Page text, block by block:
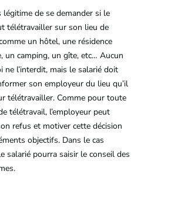
légitime de se demander si le
télétravailler sur son lieu de
un hôtel, une résidence
un camping, un gîte, etc… Aucun
ne l’interdit, mais le salarié doit
son employeur du lieu qu’il
télétravailler. Comme pour toute
télétravail, l’employeur peut
refus et motiver cette décision
objectifs. Dans le cas
salarié pourra saisir le conseil des